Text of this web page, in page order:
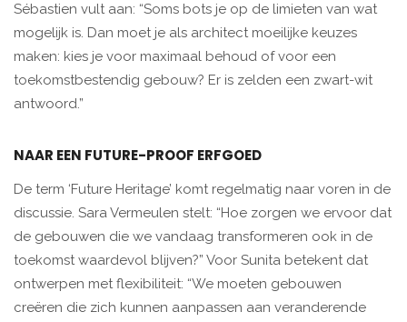
Sébastien vult aan: “Soms bots je op de limieten van wat
mogelijk is. Dan moet je als architect moeilijke keuzes
maken: kies je voor maximaal behoud of voor een
toekomstbestendig gebouw? Er is zelden een zwart-wit
antwoord.”
NAAR EEN FUTURE-PROOF ERFGOED
De term ‘Future Heritage’ komt regelmatig naar voren in de
discussie. Sara Vermeulen stelt: “Hoe zorgen we ervoor dat
de gebouwen die we vandaag transformeren ook in de
toekomst waardevol blijven?” Voor Sunita betekent dat
ontwerpen met flexibiliteit: “We moeten gebouwen
creëren die zich kunnen aanpassen aan veranderende